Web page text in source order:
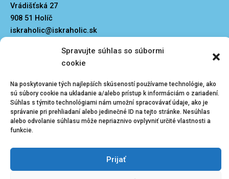
Spravujte súhlas so súbormi
cookie
Na poskytovanie tých najlepších skúseností používame technológie, ako
sú súbory cookie na ukladanie a/alebo prístup k informáciám o zariadení.
Súhlas s týmito technológiami nám umožní spracovávať údaje, ako je
správanie pri prehliadaní alebo jedinečné ID na tejto stránke. Nesúhlas
alebo odvolanie súhlasu môže nepriaznivo ovplyvniť určité vlastnosti a
funkcie.
Prijať
Vrádišťská 27
908 51 Holíč
iskraholic@iskraholic.sk
Kliknutím prijmete
súbory cookie
marketing a
povolíte tento
Menu